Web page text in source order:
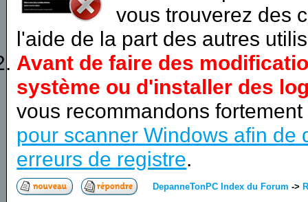
vous trouverez des
l'aide de la part des autres
Avant de faire des
système ou d'installer des
vous recommandons
pour scanner Windows afin de
erreurs de registre.
DepanneTonPC Index du Forum ->